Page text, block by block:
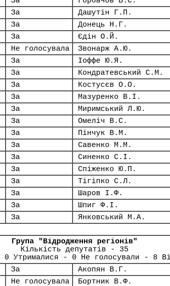
За Дашутін Г.П.
За Донець Н.Г.
За Єдін О.Й.
Не голосувала Звонарж А.Ю.
За Іоффе Ю.Я.
За Кондратевський С.М.
За Костусєв О.О.
За Мазуренко В.І.
За Миримський Л.Ю.
За Омеліч В.С.
За Пінчук В.М.
За Савенко М.М.
За Синенко С.І.
За Спіженко Ю.П.
За Тігіпко С.Л.
За Шаров І.Ф.
За Шпиг Ф.І.
За Янковський М.А.
Група "Відродження регіонів"
Кількість депутатів - 35
Утрималися - 0 Не голосували - 8
За Акопян В.Г.
Не голосувала Бортник В.Ф.